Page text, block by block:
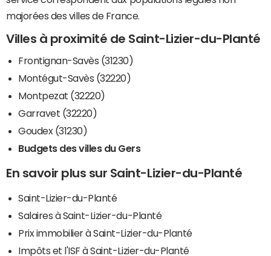
majorées des villes de France.
Villes à proximité de Saint-Lizier-du-Planté
Frontignan-Savès (31230)
Montégut-Savès (32220)
Montpezat (32220)
Garravet (32220)
Goudex (31230)
Budgets des villes du Gers
En savoir plus sur Saint-Lizier-du-Planté
Saint-Lizier-du-Planté
Salaires à Saint-Lizier-du-Planté
Prix immobilier à Saint-Lizier-du-Planté
Impôts et l'ISF à Saint-Lizier-du-Planté